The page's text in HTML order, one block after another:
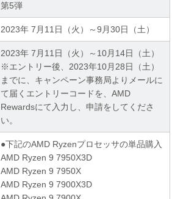
第5弾
2023年 7月11日（火）～9月30日（土）
2023年 7月11日（火）～10月14日（土）
※エントリー後、2023年10月28日（土）
までに、キャンペーン事務局よりメールに
て届くエントリーコードを、AMD
Rewardsにて入力し、申請をしてくださ
い。
●下記のAMD Ryzenプロセッサの単品購入
AMD Ryzen 9 7950X3D
AMD Ryzen 9 7950X
AMD Ryzen 9 7900X3D